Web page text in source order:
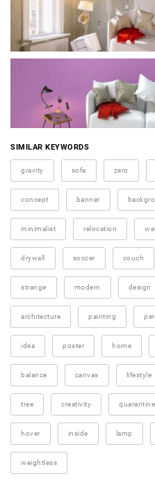
SIMILAR KEYWORDS
gravity sofa zero
concept banner
minimalist relocation
drywall soccer couch
strange modern design
architecture painting
idea poster home
balance canvas lifestyle
tree creativity quarantine
hover inside lamp
weightless